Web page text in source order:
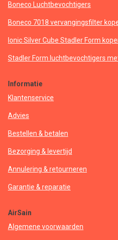
Boneco Luchtbevochtigers
Boneco 7018 vervangingsfilter
Ionic Silver Cube Stadler Form
Stadler Form luchtbevochtigers
Informatie
Klantenservice
Advies
Bestellen & betalen
Bezorging & levertijd
Annulering & retourneren
Garantie & reparatie
AirSain
Algemene voorwaarden